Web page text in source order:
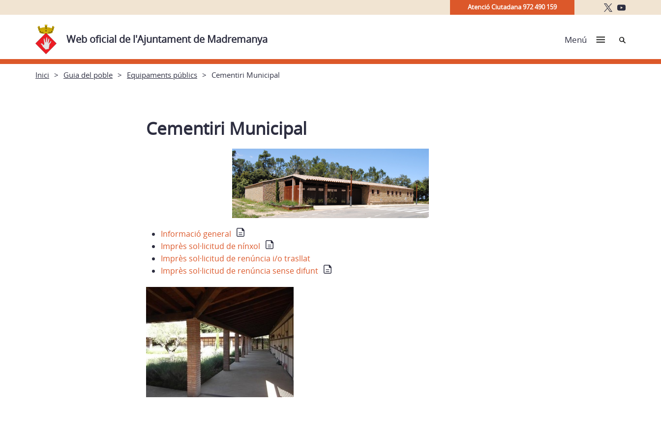
Atenció Ciutadana 972 490 159
Web oficial de l'Ajuntament de Madremanya Menú Cerca
Inici Guia del poble Equipaments públics Cementiri Municipal
Cementiri Municipal
Informació general
Imprès sol·licitud de nínxol
Imprès sol·licitud de renúncia i/o trasllat
Imprès sol·licitud de renúncia sense difunt